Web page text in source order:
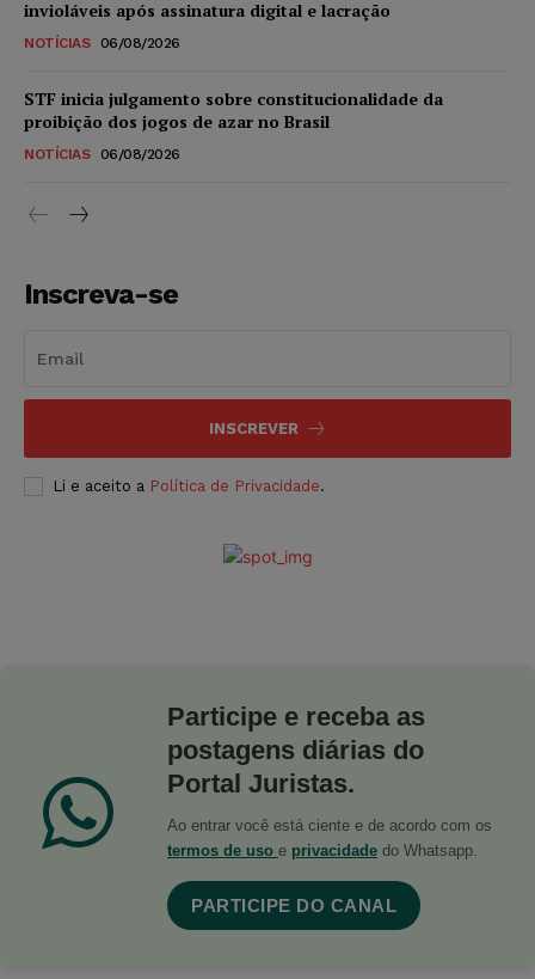
invioláveis após assinatura digital e lacração
NOTÍCIAS 06/08/2026
STF inicia julgamento sobre constitucionalidade da
proibição dos jogos de azar no Brasil
NOTÍCIAS 06/08/2026
Inscreva-se
INSCREVER
Li e aceito a Política de Privacidade.
Participe e receba as
postagens diárias do
Portal Juristas.
Ao entrar você está ciente e de acordo com os
termos de uso e privacidade do Whatsapp.
PARTICIPE DO CANAL